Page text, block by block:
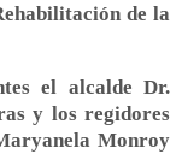
de la
el alcalde Dr.
y los regidores
Monroy